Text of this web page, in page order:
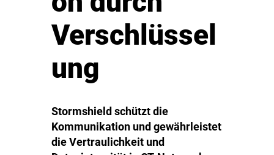
Verschlüssel
ung
Stormshield schützt die
Kommunikation und gewährleistet
die Vertraulichkeit und